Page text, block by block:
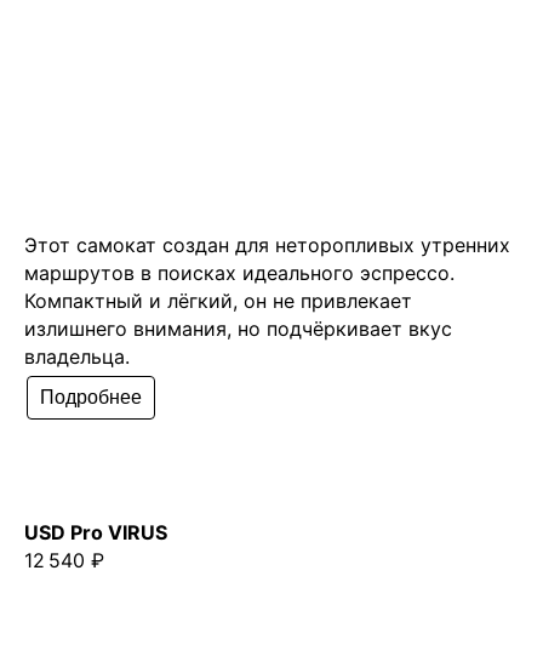
Этот самокат создан для неторопливых утренних
маршрутов в поисках идеального эспрессо.
Компактный и лёгкий, он не привлекает
излишнего внимания, но подчёркивает вкус
владельца.
Подробнее
USD Pro VIRUS
12 540 ₽